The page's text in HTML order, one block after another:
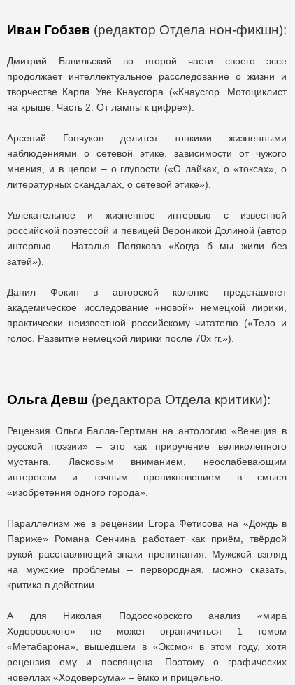
Иван Гобзев (редактор Отдела нон-фикшн):
Дмитрий Бавильский во второй части своего эссе
продолжает интеллектуальное расследование о жизни и
творчестве Карла Уве Кнаусгора («Кнаусгор. Мотоциклист
на крыше. Часть 2. От лампы к цифре»).
Арсений Гончуков делится тонкими жизненными
наблюдениями о сетевой этике, зависимости от чужого
мнения, и в целом – о глупости («О лайках, о «токсах», о
литературных скандалах, о сетевой этике»).
Увлекательное и жизненное интервью с известной
российской поэтессой и певицей Вероникой Долиной (автор
интервью – Наталья Полякова «Когда б мы жили без
затей»).
Данил Фокин в авторской колонке представляет
академическое исследование «новой» немецкой лирики,
практически неизвестной российскому читателю («Тело и
голос. Развитие немецкой лирики после 70х гг.»).
Ольга Девш (редактора Отдела критики):
Рецензия Ольги Балла-Гертман на антологию «Венеция в
русской поэзии» – это как приручение великолепного
мустанга. Ласковым вниманием, неослабевающим
интересом и точным проникновением в смысл
«изобретения одного города».
Параллелизм же в рецензии Егора Фетисова на «Дождь в
Париже» Романа Сенчина работает как приём, твёрдой
рукой расставляющий знаки препинания. Мужской взгляд
на мужские проблемы – первородная, можно сказать,
критика в действии.
А для Николая Подосокорского анализ «мира
Ходоровского» не может ограничиться 1 томом
«Метабарона», вышедшем в «Эксмо» в этом году, хотя
рецензия ему и посвящена. Поэтому о графических
новеллах «Ходоверсума» – ёмко и прицельно.